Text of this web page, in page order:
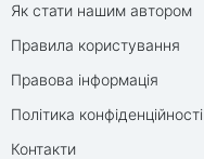
Як стати нашим автором
Правила користування
Правова інформація
Політика конфіденційності
Контакти